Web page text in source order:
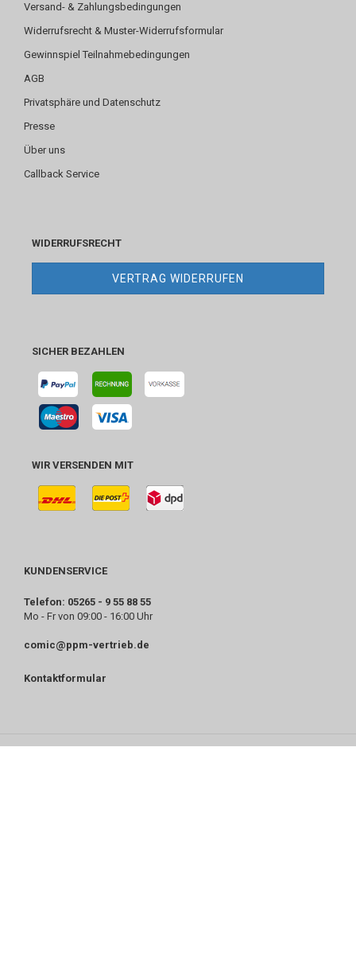
Versand- & Zahlungsbedingungen
Widerrufsrecht & Muster-Widerrufsformular
Gewinnspiel Teilnahmebedingungen
AGB
Privatsphäre und Datenschutz
Presse
Über uns
Callback Service
WIDERRUFSRECHT
VERTRAG WIDERRUFEN
SICHER BEZAHLEN
WIR VERSENDEN MIT
KUNDENSERVICE
Telefon: 05265 - 9 55 88 55
Mo - Fr von 09:00 - 16:00 Uhr
comic@ppm-vertrieb.de
Kontaktformular